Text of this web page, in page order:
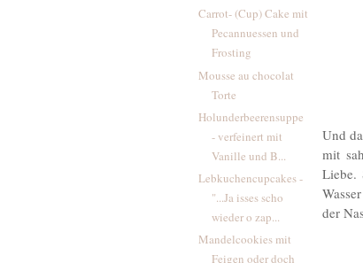
Carrot- (Cup) Cake mit
Pecannuessen und
Frosting
Mousse au chocolat
Torte
Holunderbeerensuppe
- verfeinert mit
Vanille und B...
Lebkuchencupcakes -
"...Ja isses scho
wieder o zap...
Mandelcookies mit
Feigen oder doch
Und
mit
Liebe.
der